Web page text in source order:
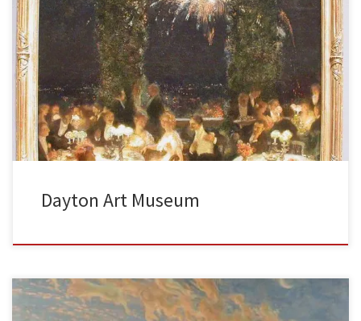
Le diner au casino huile sur toile, 1906, 99,1 x 95,6 cm La scène
représente un dîner en plein air […]
Dayton Art Museum